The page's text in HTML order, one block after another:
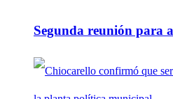
Segunda reunión para